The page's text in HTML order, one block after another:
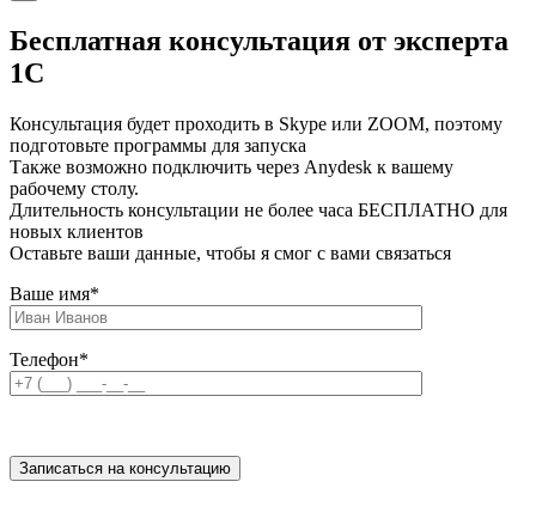
Бесплатная консультация от эксперта
1С
Консультация будет проходить в Skype или ZOOM, поэтому
подготовьте программы для запуска
Также возможно подключить через Anydesk к вашему
рабочему столу.
Длительность консультации не более часа БЕСПЛАТНО для
новых клиентов
Оставьте ваши данные, чтобы я смог с вами связаться
Ваше имя*
Телефон*